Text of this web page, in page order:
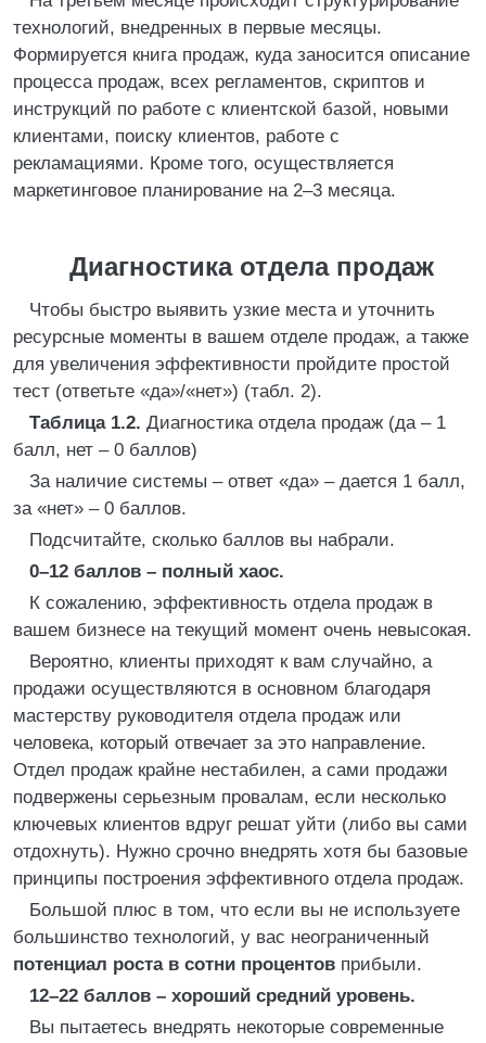
технологий, внедренных в первые месяцы.
Формируется книга продаж, куда заносится описание
процесса продаж, всех регламентов, скриптов и
инструкций по работе с клиентской базой, новыми
клиентами, поиску клиентов, работе с
рекламациями. Кроме того, осуществляется
маркетинговое планирование на 2–3 месяца.
Диагностика отдела продаж
Чтобы быстро выявить узкие места и уточнить
ресурсные моменты в вашем отделе продаж, а также
для увеличения эффективности пройдите простой
тест (ответьте «да»/«нет») (табл. 2).
Таблица 1.2. Диагностика отдела продаж (да – 1
балл, нет – 0 баллов)
За наличие системы – ответ «да» – дается 1 балл,
за «нет» – 0 баллов.
Подсчитайте, сколько баллов вы набрали.
0–12 баллов – полный хаос.
К сожалению, эффективность отдела продаж в
вашем бизнесе на текущий момент очень невысокая.
Вероятно, клиенты приходят к вам случайно, а
продажи осуществляются в основном благодаря
мастерству руководителя отдела продаж или
человека, который отвечает за это направление.
Отдел продаж крайне нестабилен, а сами продажи
подвержены серьезным провалам, если несколько
ключевых клиентов вдруг решат уйти (либо вы сами
отдохнуть). Нужно срочно внедрять хотя бы базовые
принципы построения эффективного отдела продаж.
Большой плюс в том, что если вы не используете
большинство технологий, у вас неограниченный
потенциал роста в сотни процентов прибыли.
12–22 баллов – хороший средний уровень.
Вы пытаетесь внедрять некоторые современные